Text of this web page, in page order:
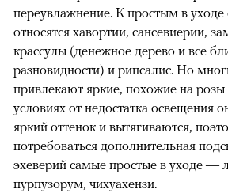
переувлажнение. К простым в уходе
относятся хавортии, сансевиерии,
крассулы (денежное дерево и все
разновидности) и рипсалис. Но
привлекают яркие, похожие на
условиях от недостатка освещения
яркий оттенок и вытягиваются,
потребоваться дополнительная
эхеверий самые простые в уходе —
пурпузорум, чихуахензи.